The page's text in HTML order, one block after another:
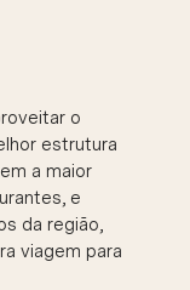
o
estrutura
a maior
e
da região,
viagem para